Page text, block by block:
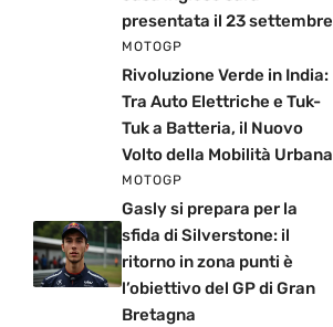
presentata il 23 settembre
MOTOGP
Rivoluzione Verde in India:
Tra Auto Elettriche e Tuk-
Tuk a Batteria, il Nuovo
Volto della Mobilità Urbana
MOTOGP
Gasly si prepara per la
sfida di Silverstone: il
ritorno in zona punti è
l’obiettivo del GP di Gran
Bretagna